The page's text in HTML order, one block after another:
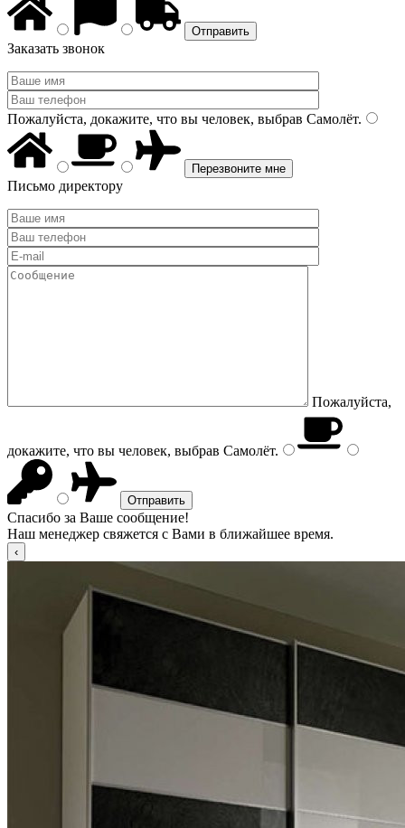
Заказать звонок
Пожалуйста, докажите, что вы человек, выбрав Самолёт.
Письмо директору
Пожалуйста,
докажите, что вы человек, выбрав Самолёт.
Спасибо за Ваше сообщение!
Наш менеджер свяжется с Вами в ближайшее время.